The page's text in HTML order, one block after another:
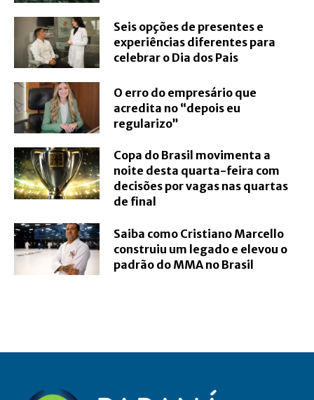
Seis opções de presentes e
experiências diferentes para
celebrar o Dia dos Pais
O erro do empresário que
acredita no “depois eu
regularizo”
Copa do Brasil movimenta a
noite desta quarta-feira com
decisões por vagas nas quartas
de final
Saiba como Cristiano Marcello
construiu um legado e elevou o
padrão do MMA no Brasil